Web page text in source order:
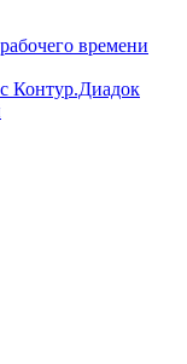
времени
Контур.Диадок